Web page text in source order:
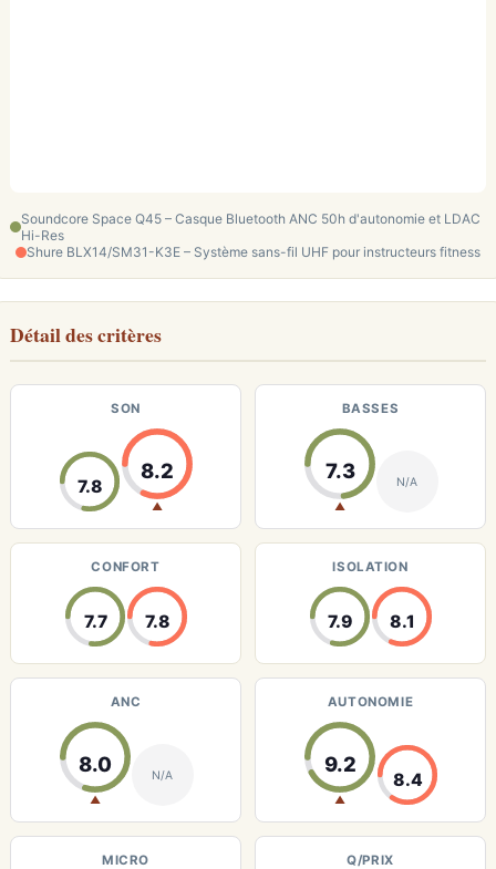
Soundcore Space Q45 – Casque Bluetooth ANC 50h d'autonomie et LDAC
Hi-Res
Shure BLX14/SM31-K3E – Système sans-fil UHF pour instructeurs fitness
Détail des critères
SON
7.8
8.2
▲
BASSES
7.3
▲
N/A
CONFORT
7.7 7.8
ISOLATION
7.9 8.1
ANC
8.0
▲
N/A
AUTONOMIE
9.2
▲
8.4
MICRO Q/PRIX